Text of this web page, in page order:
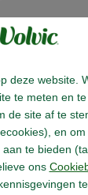
deze website.
te meten en
de site af te
en
te bieden
ons
te